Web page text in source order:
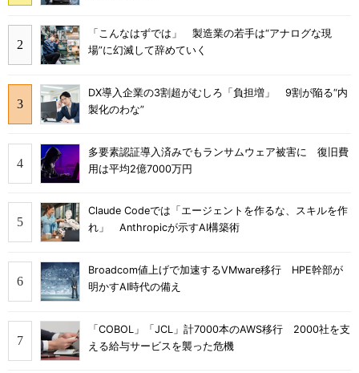
「こんなはずでは」 製造業の若手は“アナログな現
場”に幻滅して辞めていく
DX導入企業の3割超がむしろ「負担増」 9割が陥る“内
製化のわな”
多要素認証導入済みでもランサムウェア被害に 復旧費
用は平均2億7000万円
Claude Codeでは「エージェントを作るな、スキルを作
れ」 Anthropicが示すAI構築術
Broadcom値上げで加速するVMware移行 HPE幹部が
明かすAI時代の備え
「COBOL」「JCL」計7000本のAWS移行 2000社を支
える給与サービスを襲った危機